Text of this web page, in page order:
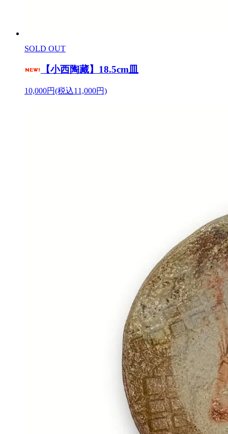
SOLD OUT
【小西陶藏】18.5cm皿
10,000円(税込11,000円)